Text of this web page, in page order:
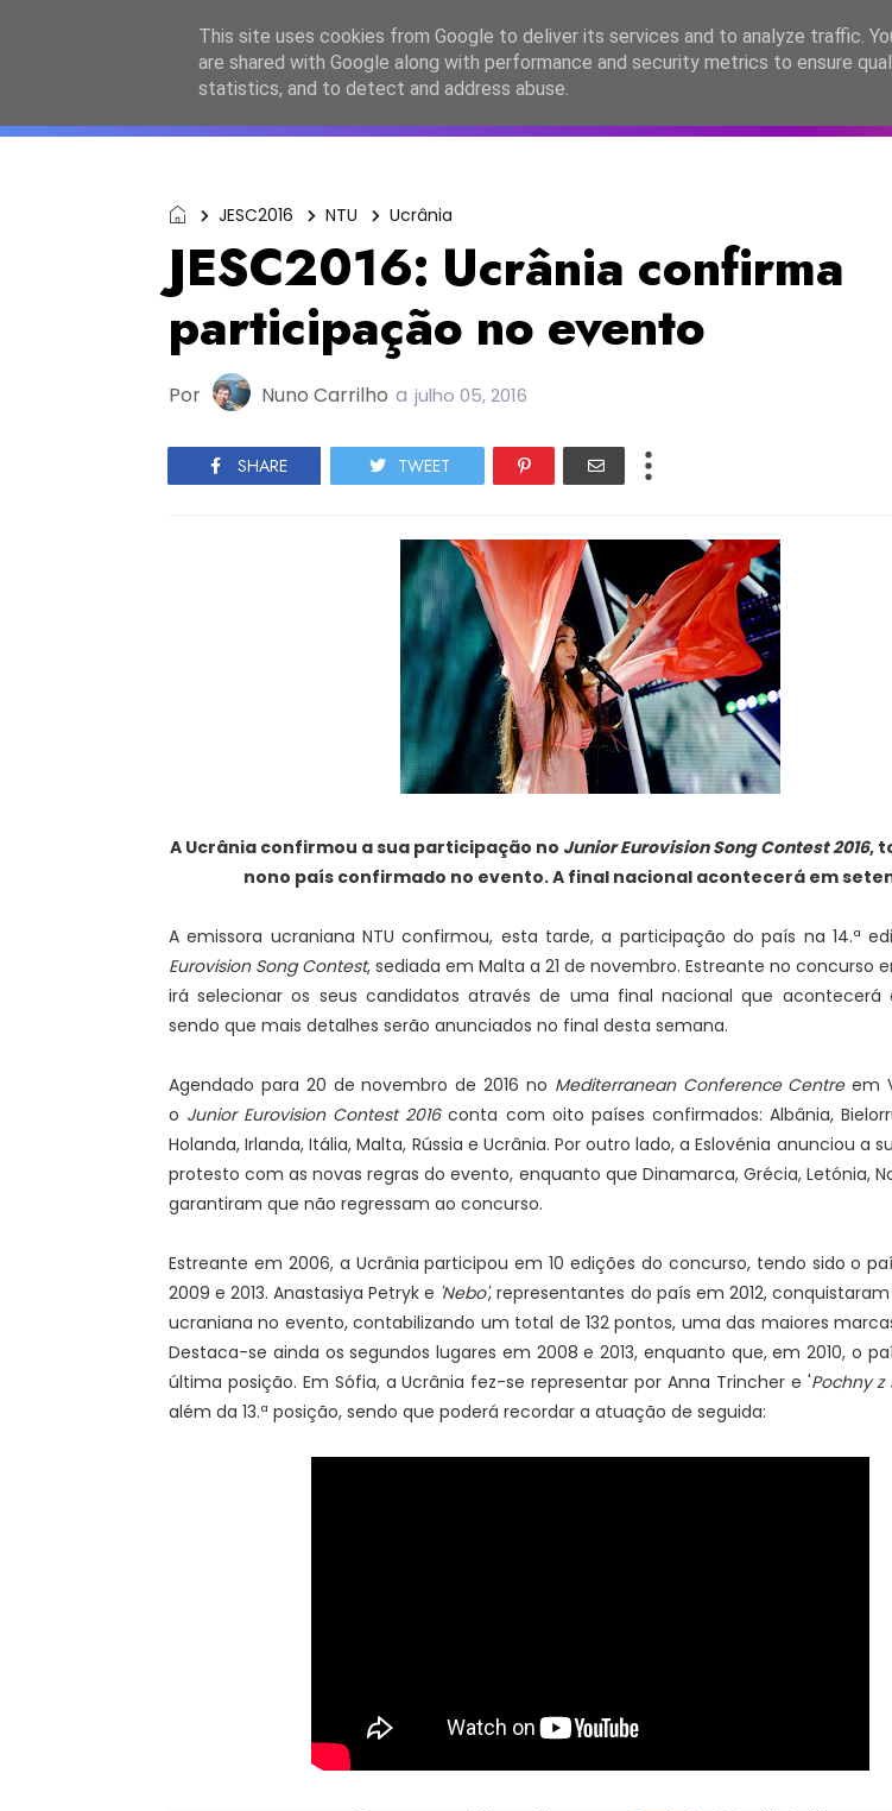
ESC2027 JESC2026 FC2026 EASC2026 PORTUGAL
JESC2016 NTU Ucrânia
JESC2016: Ucrânia confirma
participação no evento
Por Nuno Carrilho a julho 05, 2016
SHARE TWEET
A Ucrânia confirmou a sua participação no Junior Eurovision Song Contest 2016,
nono país confirmado no evento. A final nacional acontecerá em
A emissora ucraniana NTU confirmou, esta tarde, a participação do país na 14.ª
Eurovision Song Contest, sediada em Malta a 21 de novembro. Estreante no concurso
irá selecionar os seus candidatos através de uma final nacional que acontecerá
sendo que mais detalhes serão anunciados no final desta semana.
Agendado para 20 de novembro de 2016 no Mediterranean Conference Centreem
o Junior Eurovision Contest 2016conta com oito países confirmados: Albânia,
Holanda, Irlanda, Itália, Malta, Rússia e Ucrânia. Por outro lado, a Eslovénia anunciou a
protesto com as novas regras do evento, enquanto que Dinamarca, Grécia, Letónia,
garantiram que não regressam ao concurso.
Estreante em 2006, a Ucrânia participou em 10 edições do concurso, tendo sido o
2009 e 2013. Anastasiya Petryk e 'Nebo', representantes do país em 2012,
ucraniana no evento, contabilizando um total de 132 pontos, uma das maiores
Destaca-se ainda os segundos lugares em 2008 e 2013, enquanto que, em 2010, o
última posição. Em Sófia, a Ucrânia fez-se representar por Anna Trincher e 'Pochny z
além da 13.ª posição, sendo que poderá recordar a atuação de seguida:
This site uses cookies from Google to deliver its services and to analyze traffic.
are shared with Google along with performance and security metrics to ensure
statistics, and to detect and address abuse.